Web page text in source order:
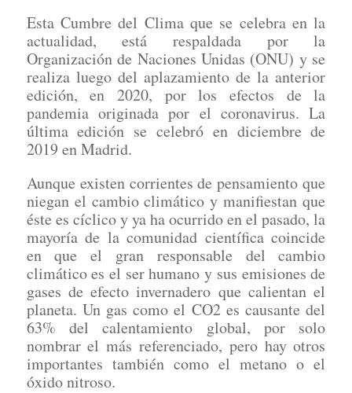
Esta Cumbre del Clima que se celebra en la
actualidad, está respaldada por la
Organización de Naciones Unidas (ONU) y se
realiza luego del aplazamiento de la anterior
edición, en 2020, por los efectos de la
pandemia originada por el coronavirus. La
última edición se celebró en diciembre de
2019 en Madrid.
Aunque existen corrientes de pensamiento que
niegan el cambio climático y manifiestan que
éste es cíclico y ya ha ocurrido en el pasado, la
mayoría de la comunidad científica coincide
en que el gran responsable del cambio
climático es el ser humano y sus emisiones de
gases de efecto invernadero que calientan el
planeta. Un gas como el CO2 es causante del
63% del calentamiento global, por solo
nombrar el más referenciado, pero hay otros
importantes también como el metano o el
óxido nitroso.